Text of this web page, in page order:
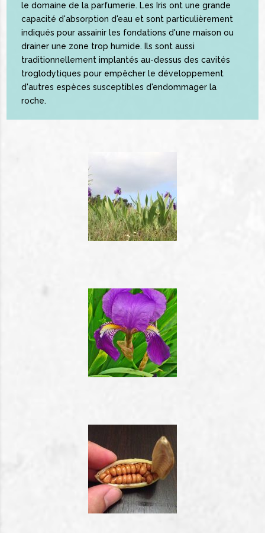
le domaine de la parfumerie. Les Iris ont une grande
capacité d'absorption d'eau et sont particulièrement
indiqués pour assainir les fondations d'une maison ou
drainer une zone trop humide. Ils sont aussi
traditionnellement implantés au-dessus des cavités
troglodytiques pour empêcher le développement
d'autres espèces susceptibles d'endommager la
roche.